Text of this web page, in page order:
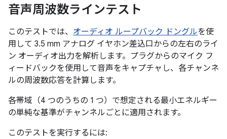
音声周波数ラインテスト
このテストでは、 オーディオ ループバック ドングルを使
用して 3.5 mm アナログ イヤホン差込口からの左右のライ
ン オーディオ出力を解析します。プラグからのマイク フ
ィードバックを使用して音声をキャプチャし、各チャンネ
ルの周波数応答を計算します。
各帯域（4 つのうちの 1 つ）で想定される最小エネルギー
の単純な基準がチャンネルごとに適用されます。
このテストを実行するには: